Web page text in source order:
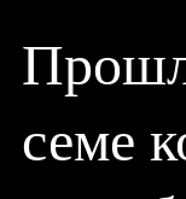
семе